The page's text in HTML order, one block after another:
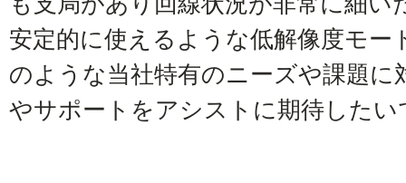
安定的に使えるような低解像度モ
のような当社特有のニーズや課題
やサポートをアシストに期待したい